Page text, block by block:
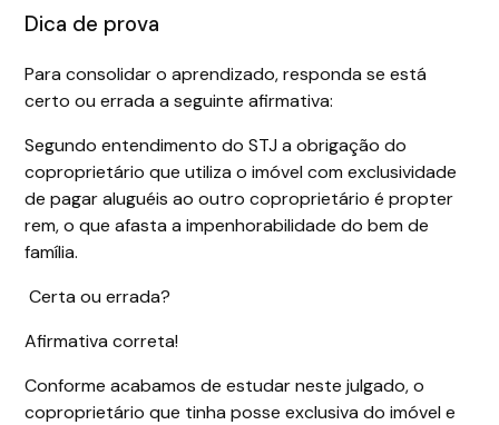
Dica de prova
Para consolidar o aprendizado, responda se está
certo ou errada a seguinte afirmativa:
Segundo entendimento do STJ a obrigação do
coproprietário que utiliza o imóvel com exclusividade
de pagar aluguéis ao outro coproprietário é propter
rem, o que afasta a impenhorabilidade do bem de
família.
Certa ou errada?
Afirmativa correta!
Conforme acabamos de estudar neste julgado, o
coproprietário que tinha posse exclusiva do imóvel e